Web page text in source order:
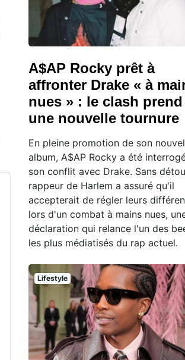
A$AP Rocky prêt à
affronter Drake « à
nues » : le clash prend
une nouvelle tournure
En pleine promotion de son nouvel
album, A$AP Rocky a été
son conflit avec Drake. Sans
rappeur de Harlem a assuré qu'il
accepterait de régler leurs
lors d'un combat à mains nues,
déclaration qui relance l'un des
les plus médiatisés du rap actuel.
Lifestyle